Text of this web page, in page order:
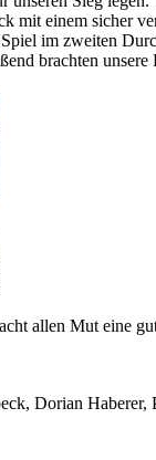
mit einem sicher
im zweiten
brachten
allen Mut eine
Dorian